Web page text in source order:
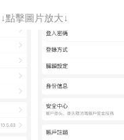
↓點擊圖片放大↓